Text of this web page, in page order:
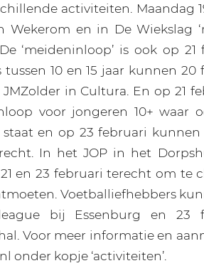
activiteiten. Maandag
en in De Wiekslag
‘meideninloop’ is ook op
10 en 15 jaar kunnen 20
in Cultura. En op 21
voor jongeren 10+ waar
en op 23 februari kunnen
In het JOP in het
en 23 februari terecht om te
Voetballiefhebbers
bij Essenburg en 23
Voor meer informatie en
onder kopje ‘activiteiten’.